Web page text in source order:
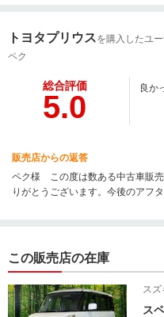
す。ご納車までしっかりと準備さ
トヨタプリウスを購入したユ
ペク
総合評価
5.0
良か
販売店からの返答
ペク様 この度は数ある中古車販
りがとうございます。今後のアフ
この販売店の在庫
スズ
ス